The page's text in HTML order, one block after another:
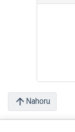
Nahoru